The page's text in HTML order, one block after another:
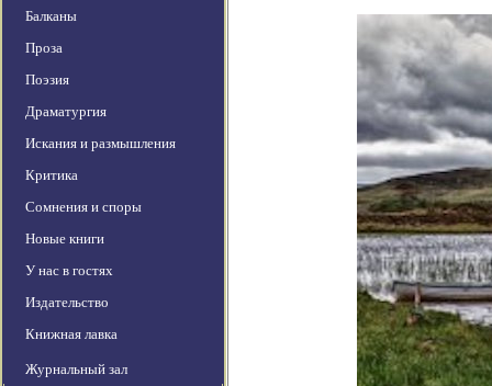
Балканы
Проза
Поэзия
Драматургия
Искания и размышления
Критика
Сомнения и споры
Новые книги
У нас в гостях
Издательство
Книжная лавка
Журнальный зал